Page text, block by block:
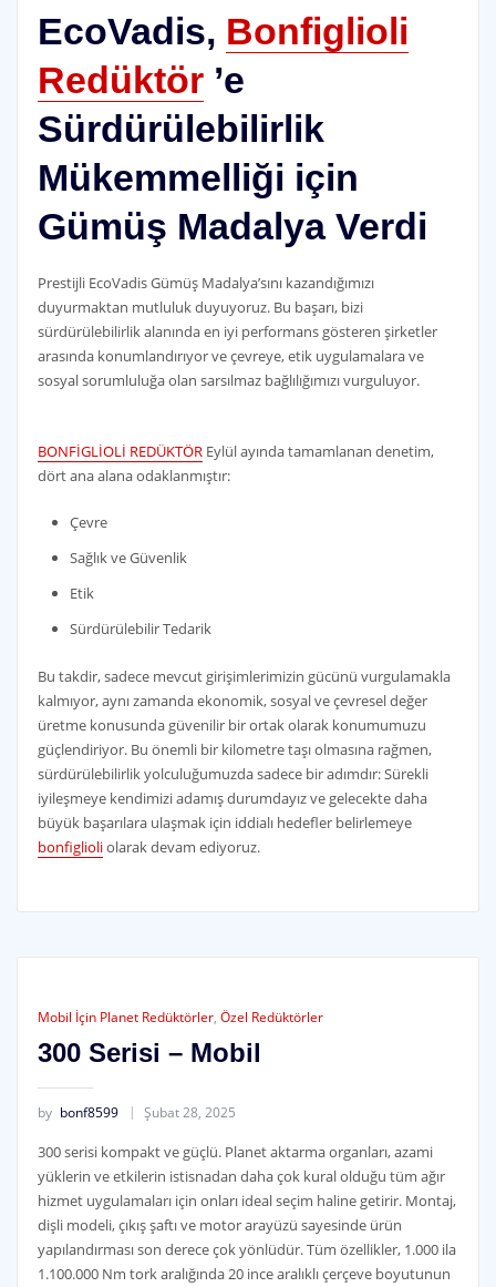
EcoVadis, Bonfiglioli
Redüktör’e
Sürdürülebilirlik
Mükemmelliği için
Gümüş Madalya Verdi
Prestijli EcoVadis Gümüş Madalya’sını kazandığımızı
duyurmaktan mutluluk duyuyoruz. Bu başarı, bizi
sürdürülebilirlik alanında en iyi performans gösteren şirketler
arasında konumlandırıyor ve çevreye, etik uygulamalara ve
sosyal sorumluluğa olan sarsılmaz bağlılığımızı vurguluyor.
BONFİGLİOLİ REDÜKTÖREylül ayında tamamlanan denetim,
dört ana alana odaklanmıştır:
Çevre
Sağlık ve Güvenlik
Etik
Sürdürülebilir Tedarik
Bu takdir, sadece mevcut girişimlerimizin gücünü vurgulamakla
kalmıyor, aynı zamanda ekonomik, sosyal ve çevresel değer
üretme konusunda güvenilir bir ortak olarak konumumuzu
güçlendiriyor. Bu önemli bir kilometre taşı olmasına rağmen,
sürdürülebilirlik yolculuğumuzda sadece bir adımdır: Sürekli
iyileşmeye kendimizi adamış durumdayız ve gelecekte daha
büyük başarılara ulaşmak için iddialı hedefler belirlemeye
bonfiglioliolarak devam ediyoruz.
Mobil İçin Planet Redüktörler, Özel Redüktörler
300 Serisi – Mobil
by bonf8599 Şubat 28, 2025
300 serisi kompakt ve güçlü. Planet aktarma organları, azami
yüklerin ve etkilerin istisnadan daha çok kural olduğu tüm ağır
hizmet uygulamaları için onları ideal seçim haline getirir. Montaj,
dişli modeli, çıkış şaftı ve motor arayüzü sayesinde ürün
yapılandırması son derece çok yönlüdür. Tüm özellikler, 1.000 ila
1.100.000 Nm tork aralığında 20 ince aralıklı çerçeve boyutunun